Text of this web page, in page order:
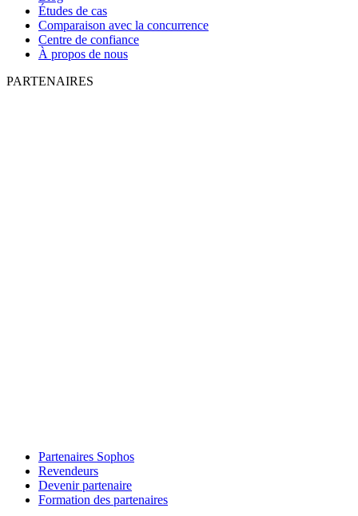
Études de cas
Comparaison avec la concurrence
Centre de confiance
À propos de nous
PARTENAIRES
Partenaires Sophos
Revendeurs
Devenir partenaire
Formation des partenaires